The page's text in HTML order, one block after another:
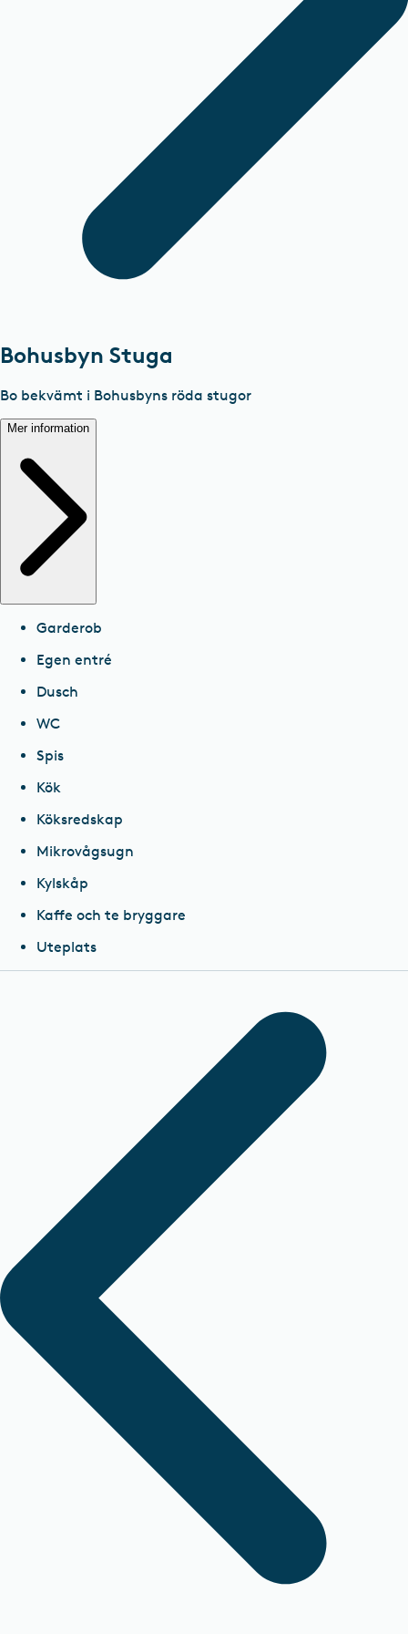
Bohusbyn Stuga
Bo bekvämt i Bohusbyns röda stugor
Mer information
Garderob
Egen entré
Dusch
WC
Spis
Kök
Köksredskap
Mikrovågsugn
Kylskåp
Kaffe och te bryggare
Uteplats